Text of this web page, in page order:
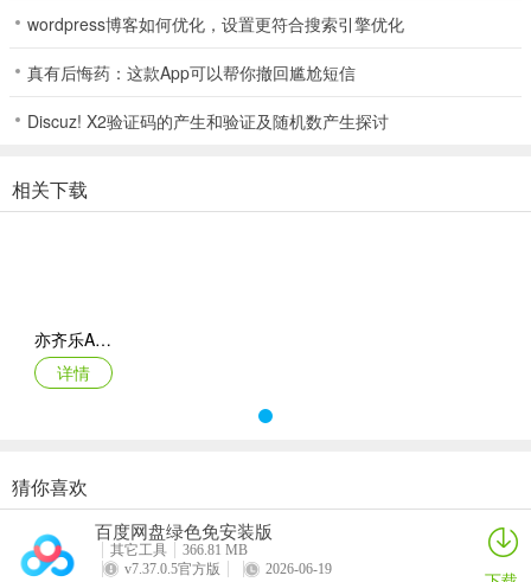
理等。
亦齐乐APP下载安装最新版本更新内容
想下载安装最新版本的亦齐乐 APP 吗？它可是一款超实用的平台。聚
积分和优惠券。新增收货地址也很简单，打开软件进入首页选好物
品，进入购买界面下滑点击配送，再点上方新增地址，填好姓名、联
系方式和收货地址，下方还有复制信息智能识别功能，最后保存就
行。它就像你的购物好帮手，无需费心筛选，轻松获取有用信息，兼
亦齐乐商城
亦齐乐商城能满足你便捷购物的需求。它是个很棒的购物平台，有诸
wordpress博客如何优化，设置更符合搜索引擎优化
真有后悔药：这款App可以帮你撤回尴尬短信
Discuz! X2验证码的产生和验证及随机数产生探讨
相关下载
亦齐乐App
详情
猜你喜欢
百度网盘绿色免安装版
其它工具
366.81 MB
v7.37.0.5官方版
2026-06-19